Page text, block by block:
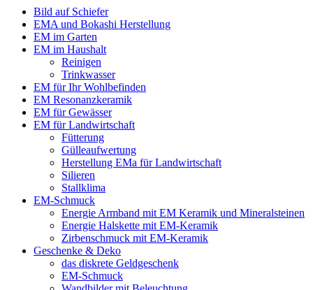
Bild auf Schiefer
EMA und Bokashi Herstellung
EM im Garten
EM im Haushalt
Reinigen
Trinkwasser
EM für Ihr Wohlbefinden
EM Resonanzkeramik
EM für Gewässer
EM für Landwirtschaft
Fütterung
Gülleaufwertung
Herstellung EMa für Landwirtschaft
Silieren
Stallklima
EM-Schmuck
Energie Armband mit EM Keramik und Mineralsteinen
Energie Halskette mit EM-Keramik
Zirbenschmuck mit EM-Keramik
Geschenke & Deko
das diskrete Geldgeschenk
EM-Schmuck